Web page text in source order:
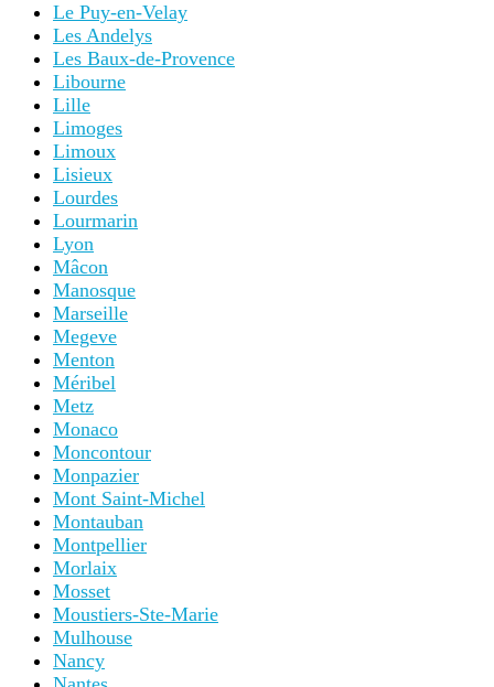
Le Puy-en-Velay
Les Andelys
Les Baux-de-Provence
Libourne
Lille
Limoges
Limoux
Lisieux
Lourdes
Lourmarin
Lyon
Mâcon
Manosque
Marseille
Megeve
Menton
Méribel
Metz
Monaco
Moncontour
Monpazier
Mont Saint-Michel
Montauban
Montpellier
Morlaix
Mosset
Moustiers-Ste-Marie
Mulhouse
Nancy